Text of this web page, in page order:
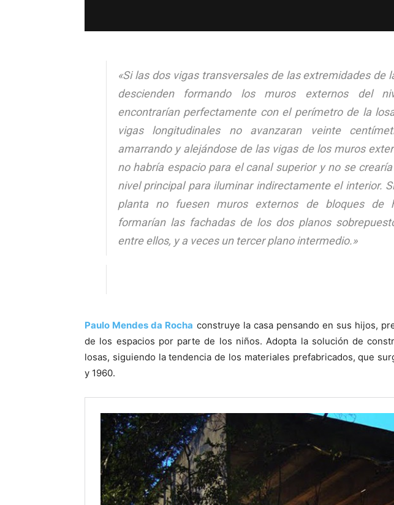
«Si las dos vigas transversales de las extremidades de
descienden formando los muros externos del
encontrarían perfectamente con el perímetro de la
vigas longitudinales no avanzaran veinte
amarrando y alejándose de las vigas de los muros
no habría espacio para el canal superior y no se
nivel principal para iluminar indirectamente el interior.
planta no fuesen muros externos de bloques de
formarían las fachadas de los dos planos
entre ellos, y a veces un tercer plano intermedio.»
Paulo Mendes da Rocha construye la casa pensando en sus hijos,
de los espacios por parte de los niños. Adopta la solución de
losas, siguiendo la tendencia de los materiales prefabricados, que
y 1960.